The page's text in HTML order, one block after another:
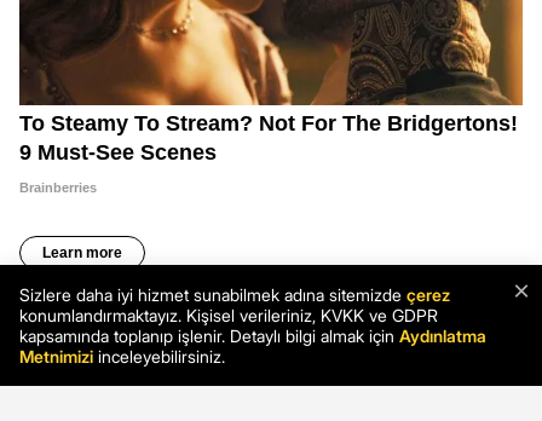
×
Sizlere daha iyi hizmet sunabilmek adına sitemizde çerez
konumlandırmaktayız. Kişisel verileriniz, KVKK ve GDPR
kapsamında toplanıp işlenir. Detaylı bilgi almak için Aydınlatma
Metnimizi inceleyebilirsiniz.